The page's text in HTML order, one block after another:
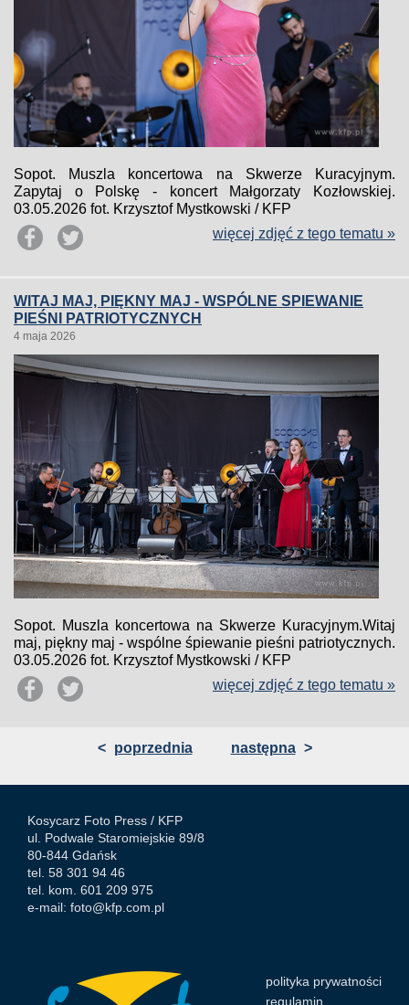
Sopot. Muszla koncertowa na Skwerze Kuracyjnym.
Zapytaj o Polskę - koncert Małgorzaty Kozłowskiej.
03.05.2026 fot. Krzysztof Mystkowski / KFP
więcej zdjęć z tego tematu »
WITAJ MAJ, PIĘKNY MAJ - WSPÓLNE SPIEWANIE
PIEŚNI PATRIOTYCZNYCH
4 maja 2026
Sopot. Muszla koncertowa na Skwerze Kuracyjnym.Witaj
maj, piękny maj - wspólne śpiewanie pieśni patriotycznych.
03.05.2026 fot. Krzysztof Mystkowski / KFP
więcej zdjęć z tego tematu »
< poprzednia następna >
Kosycarz Foto Press / KFP
ul. Podwale Staromiejskie 89/8
80-844 Gdańsk
tel. 58 301 94 46
tel. kom. 601 209 975
e-mail: foto@kfp.com.pl
polityka prywatności
regulamin